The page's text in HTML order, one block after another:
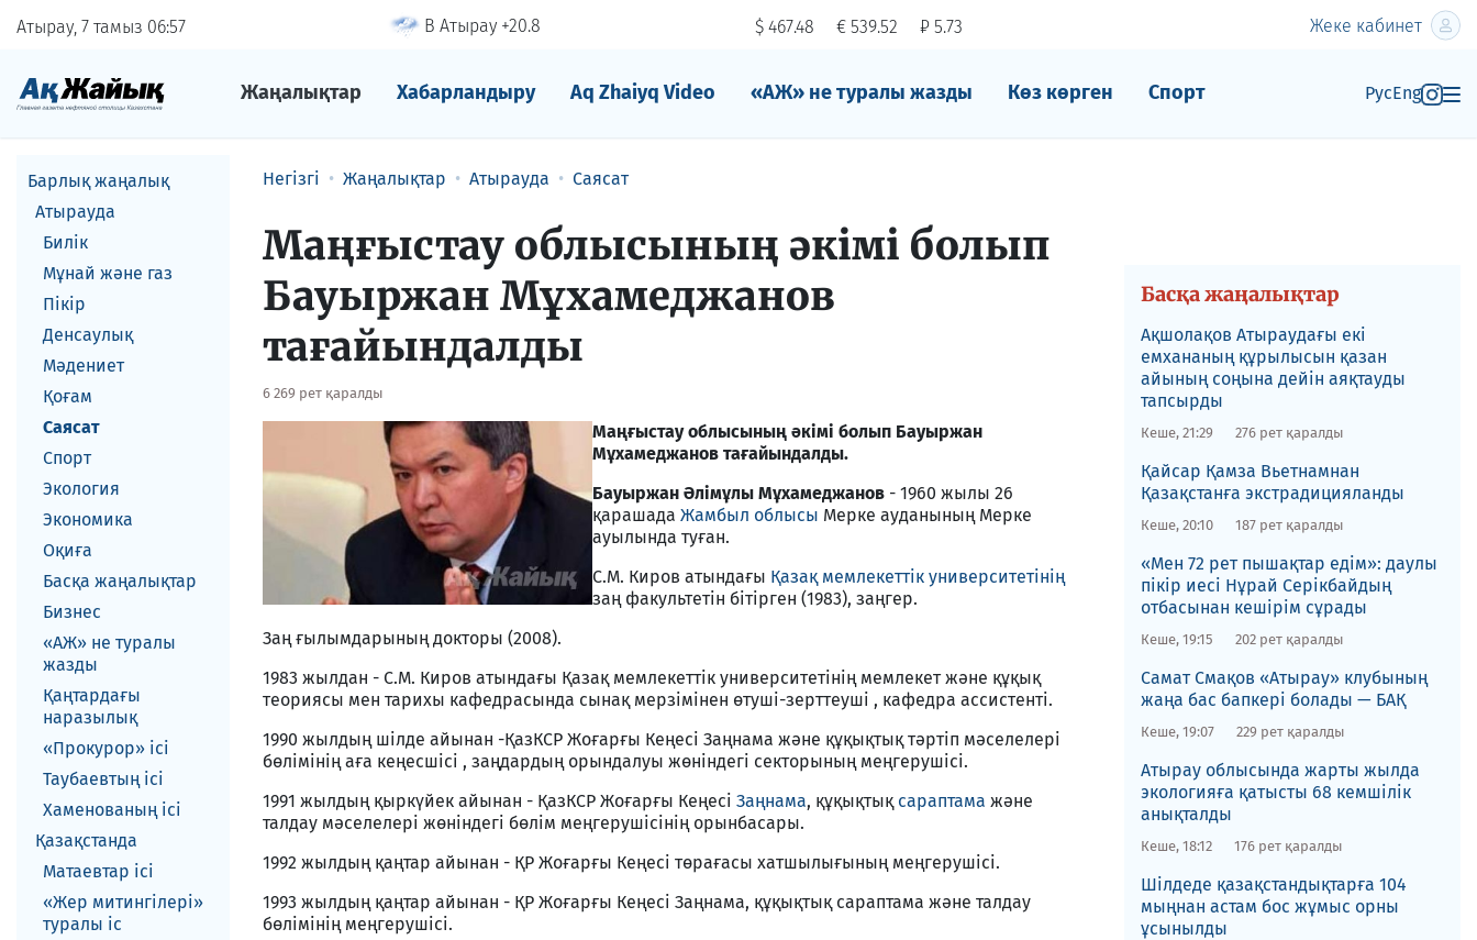
Атырау, 7 тамыз 0657 В Атырау +20.8 $ 467.48 € 539.52 ₽ 5.73 Жеке кабинет
Жаңалықтар Хабарландыру Aq Zhaiyq Video «АЖ» не туралы жазды Көз көрген Спорт РусEng
Барлық жаңалық
Атырауда
Билік
Мұнай және газ
Пікір
Денсаулық
Мәдениет
Қоғам
Саясат
Спорт
Экология
Экономика
Оқиға
Басқа жаңалықтар
Бизнес
«АЖ» не туралы
жазды
Қаңтардағы
наразылық
«Прокурор» ісі
Таубаевтың ісі
Хаменованың ісі
Қазақстанда
Матаевтар ici
«Жер митингілері»
туралы іс
Негізгі Жаңалықтар Атырауда Саясат
Маңғыстау облысының әкімі болып
Бауыржан Мұхамеджанов
тағайындалды
6 269 рет қаралды
Маңғыстау облысының әкімі болып Бауыржан
Мұхамеджанов тағайындалды.
Бауыржан Әлімұлы Мұхамеджанов - 1960 жылы 26
қарашада Жамбыл облысы Мерке ауданының Мерке
ауылында туған.
С.М. Киров атындағы Қазақ мемлекеттік университетінің
заң факультетін бітірген (1983), заңгер.
Заң ғылымдарының докторы (2008).
1983 жылдан - С.М. Киров атындағы Қазақ мемлекеттік университетінің мемлекет және құқық
теориясы мен тарихы кафедрасында сынақ мерзімінен өтуші-зерттеуші , кафедра ассистенті.
1990 жылдың шілде айынан -ҚазКСР Жоғарғы Кеңесі Заңнама және құқықтық тәртіп мәселелері
бөлімінің аға кеңесшісі , заңдардың орындалуы жөніндегі секторының меңгерушісі.
1991 жылдың қыркүйек айынан - ҚазКСР Жоғарғы Кеңесі Заңнама, құқықтық сараптама және
талдау мәселелері жөніндегі бөлім меңгерушісінің орынбасары.
1992 жылдың қаңтар айынан - ҚР Жоғарғы Кеңесі төрағасы хатшылығының меңгерушісі.
1993 жылдың қаңтар айынан - ҚР Жоғарғы Кеңесі Заңнама, құқықтық сараптама және талдау
бөлімінің меңгерушісі.
Басқа жаңалықтар
Ақшолақов Атыраудағы екі
емхананың құрылысын қазан
айының соңына дейін аяқтауды
тапсырды
Кеше, 21:29 276 рет қаралды
​Қайсар Қамза Вьетнамнан
Қазақстанға экстрадицияланды
Кеше, 20:10 187 рет қаралды
«Мен 72 рет пышақтар едім»: даулы
пікір иесі Нұрай Серікбайдың
отбасынан кешірім сұрады
Кеше, 19:15 202 рет қаралды
​Самат Смақов «Атырау» клубының
жаңа бас бапкері болады — БАҚ
Кеше, 19:07 229 рет қаралды
​Атырау облысында жарты жылда
экологияға қатысты 68 кемшілік
анықталды
Кеше, 18:12 176 рет қаралды
​Шілдеде қазақстандықтарға 104
мыңнан астам бос жұмыс орны
ұсынылды